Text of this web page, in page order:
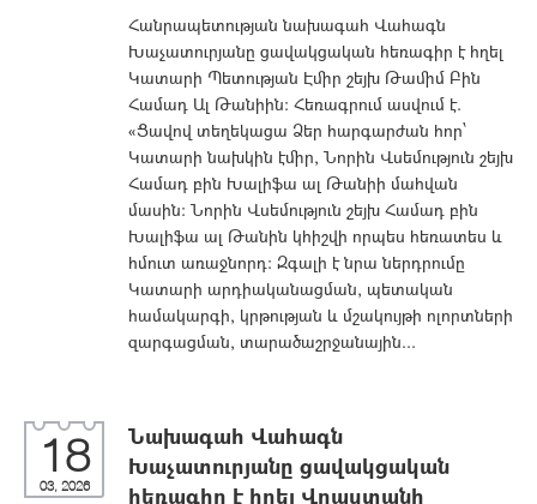
Հանրապետության նախագահ Վահագն
Խաչատուրյանը ցավակցական հեռագիր է հղել
Կատարի Պետության Էմիր շեյխ Թամիմ Բին
Համադ Ալ Թանիին: Հեռագրում ասվում է.
«Ցավով տեղեկացա Ձեր հարգարժան հոր՝
Կատարի նախկին էմիր, Նորին Վսեմություն շեյխ
Համադ բին Խալիֆա ալ Թանիի մահվան
մասին։ Նորին Վսեմություն շեյխ Համադ բին
Խալիֆա ալ Թանին կհիշվի որպես հեռատես և
հմուտ առաջնորդ: Զգալի է նրա ներդրումը
Կատարի արդիականաց­ման, պետական
համակարգի, կրթության և մշակույթի ոլորտների
զարգացման, տարածաշրջանային...
18
03, 2026
Նախագահ Վահագն
Խաչատուրյանը ցավակցական
հեռագիր է հղել Վրաստանի